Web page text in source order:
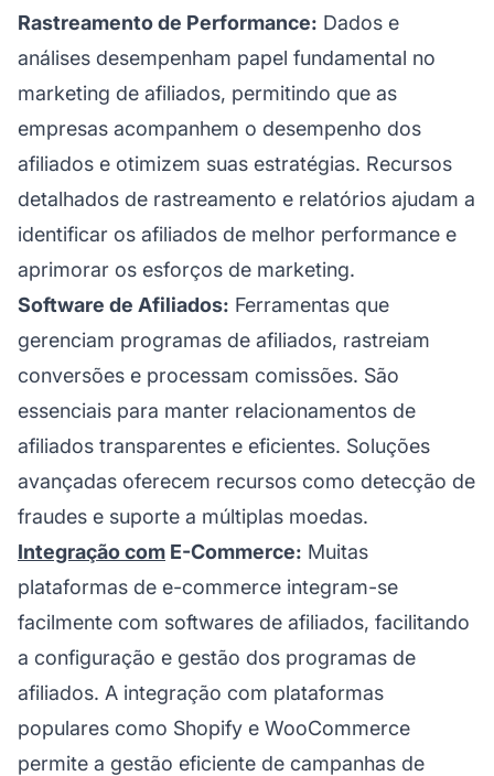
Rastreamento de Performance: Dados e
análises desempenham papel fundamental no
marketing de afiliados, permitindo que as
empresas acompanhem o desempenho dos
afiliados e otimizem suas estratégias. Recursos
detalhados de rastreamento e relatórios ajudam a
identificar os afiliados de melhor performance e
aprimorar os esforços de marketing.
Software de Afiliados: Ferramentas que
gerenciam programas de afiliados, rastreiam
conversões e processam comissões. São
essenciais para manter relacionamentos de
afiliados transparentes e eficientes. Soluções
avançadas oferecem recursos como detecção de
fraudes e suporte a múltiplas moedas.
Integração com E-Commerce: Muitas
plataformas de e-commerce integram-se
facilmente com softwares de afiliados, facilitando
a configuração e gestão dos programas de
afiliados. A integração com plataformas
populares como Shopify e WooCommerce
permite a gestão eficiente de campanhas de